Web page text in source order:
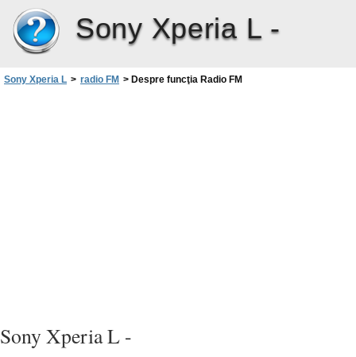
Sony Xperia L -
Sony Xperia L > radio FM > Despre funcţia Radio FM
Sony Xperia L -